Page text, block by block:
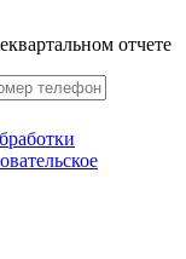
отчете